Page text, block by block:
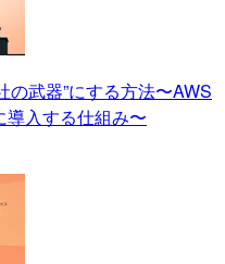
の武器”にする方法〜AWS
入する仕組み〜